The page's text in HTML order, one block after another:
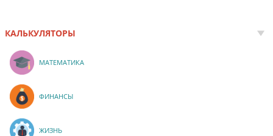
КАЛЬКУЛЯТОРЫ
МАТЕМАТИКА
ФИНАНСЫ
ЖИЗНЬ